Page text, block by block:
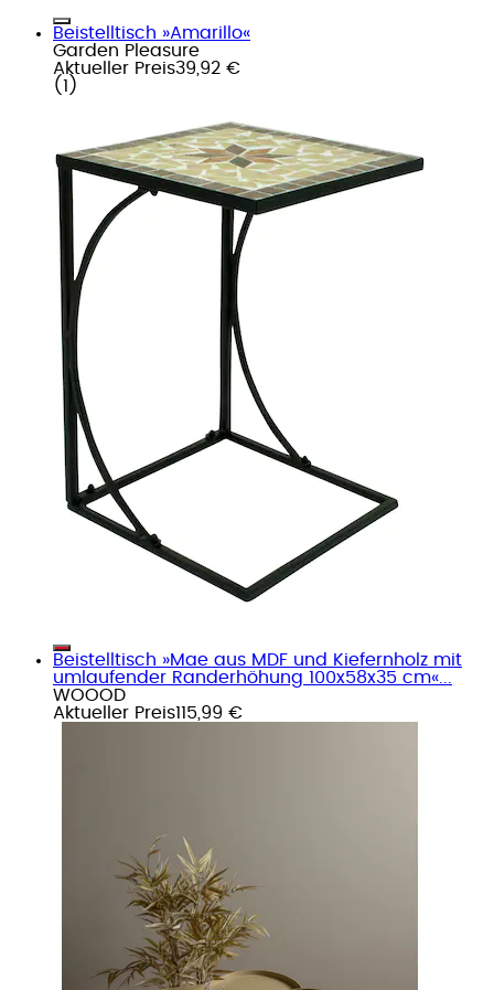
Beistelltisch »Amarillo«
Garden Pleasure
Aktueller Preis39,92 €
( 1 )
Beistelltisch »Mae aus MDF und Kiefernholz mit
umlaufender Randerhöhung 100x58x35 cm«...
WOOOD
Aktueller Preis115,99 €